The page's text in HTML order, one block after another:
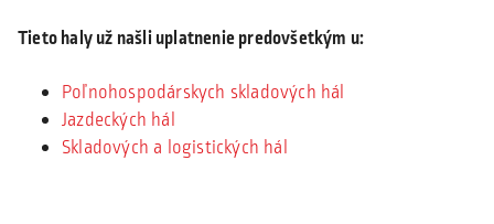
Tieto haly už našli uplatnenie predovšetkým u:
Poľnohospodárskych skladových hál
Jazdeckých hál
Skladových a logistických hál